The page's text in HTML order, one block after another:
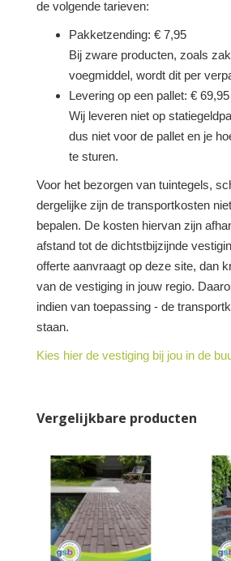
de volgende tarieven:
Pakketzending: € 7,95
Bij zware producten, zoals
voegmiddel, wordt dit per
Levering op een pallet: € 69,95
Wij leveren niet op
dus niet voor de pallet en je
te sturen.
Voor het bezorgen van tuintegels,
dergelijke zijn de transportkosten
bepalen. De kosten hiervan zijn
afstand tot de dichtstbijzijnde
offerte aanvraagt op deze site, dan
van de vestiging in jouw regio.
indien van toepassing - de
staan.
Kies hier de vestiging bij jou in de
Vergelijkbare producten